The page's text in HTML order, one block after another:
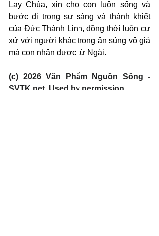
Lạy Chúa, xin cho con luôn sống và
bước đi trong sự sáng và thánh khiết
của Đức Thánh Linh, đồng thời luôn cư
xử với người khác trong ân sủng vô giá
mà con nhận được từ Ngài.
(c) 2026 Văn Phẩm Nguồn Sống -
SVTK.net. Used by permission.